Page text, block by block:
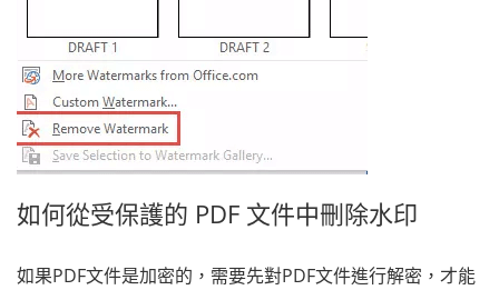
如何從受保護的 PDF 文件中刪除水印
如果PDF文件是加密的，需要先對PDF文件進行解密，才能